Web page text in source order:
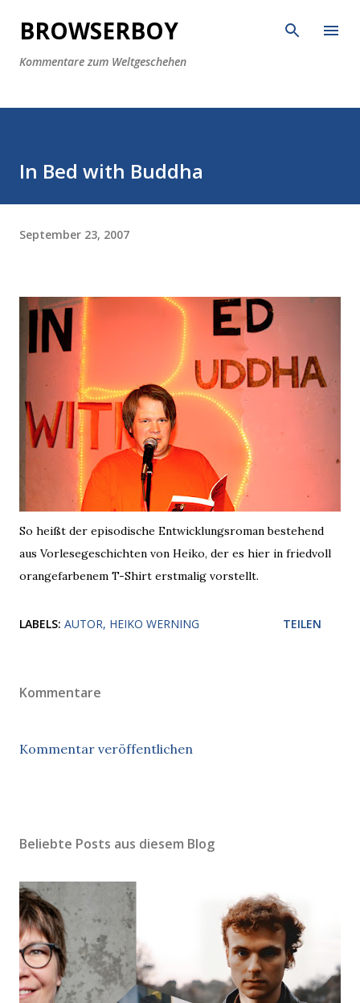
Direkt zum Hauptbereich
BROWSERBOY
Kommentare zum Weltgeschehen
In Bed with Buddha
September 23, 2007
So heißt der episodische Entwicklungsroman bestehend
aus Vorlesegeschichten von Heiko, der es hier in friedvoll
orangefarbenem T-Shirt erstmalig vorstellt.
LABELS: AUTOR HEIKO WERNING TEILEN
Kommentare
Kommentar veröffentlichen
Beliebte Posts aus diesem Blog